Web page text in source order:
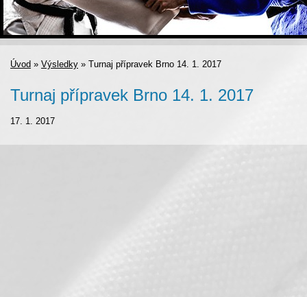
Úvod » Výsledky » Turnaj přípravek Brno 14. 1. 2017
Turnaj přípravek Brno 14. 1. 2017
17. 1. 2017